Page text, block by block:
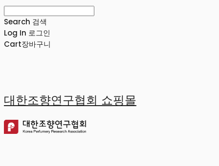
Search 검색
Log In 로그인
Cart장바구니
대한조향연구협회 쇼핑몰